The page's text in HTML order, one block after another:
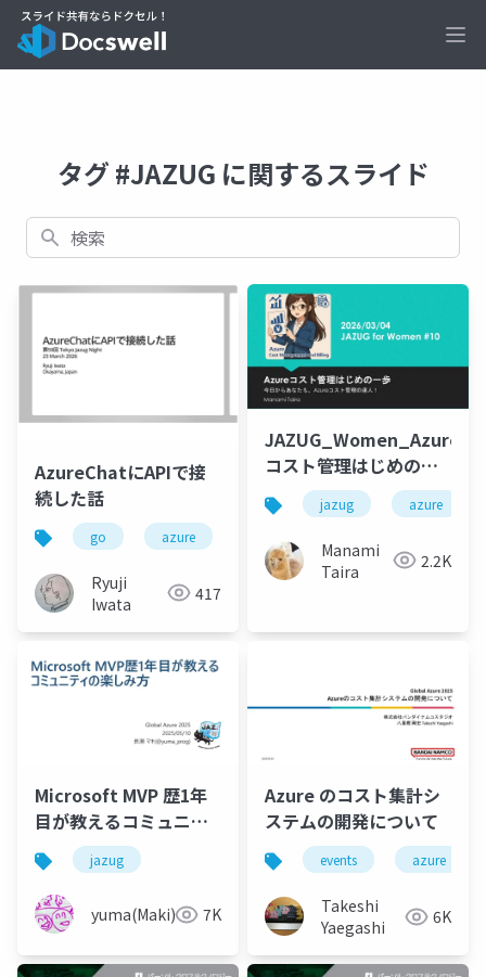
タグ #JAZUG に関するスライド
検索
AzureChatにAPIで接
続した話
go azure
Ryuji
Iwata
417
JAZUG_Women_Azure
コスト管理はじめの一
歩
jazug azure
Manami
Taira
2.2K
Microsoft MVP 歴1年
目が教えるコミュニテ
ィの楽しみ方
jazug
yuma(Maki) 7K
Azure のコスト集計シ
ステムの開発について
events azure
Takeshi
Yaegashi
6K